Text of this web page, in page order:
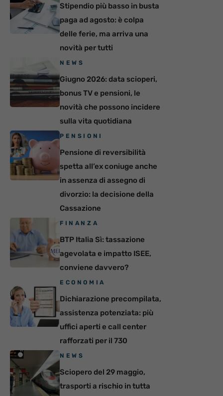
Stipendio più basso in busta
paga ad agosto: è colpa
delle ferie, ma arriva una
novità per tutti
NEWS
Giugno 2026: data scioperi,
bonus TV e pensioni, le
novità che possono incidere
sulla vita quotidiana
PENSIONI
Pensione di reversibilità
spetta all’ex coniuge anche
in assenza di assegno di
divorzio: la decisione della
Cassazione
FINANZA
BTP Italia Sì: tassazione
agevolata e impatto ISEE,
conviene davvero?
ECONOMIA
Dichiarazione precompilata,
assistenza potenziata: più
uffici aperti e call center
rafforzati per il 730
NEWS
Sciopero del 29 maggio,
trasporti a rischio in tutta